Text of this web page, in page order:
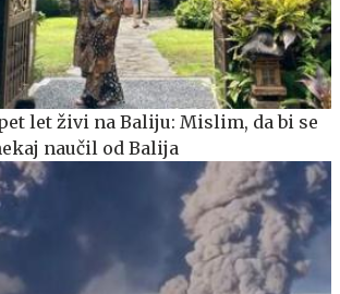
let živi na Baliju: Mislim, da bi se
naučil od Balija